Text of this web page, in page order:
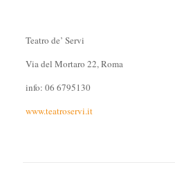
Teatro de’ Servi
Via del Mortaro 22, Roma
info: 06 6795130
www.teatroservi.it